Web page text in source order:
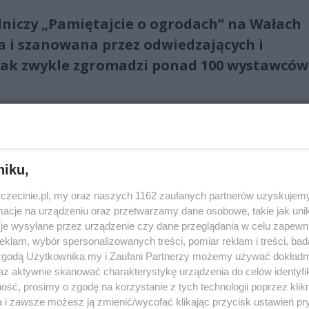
„Pamiętajcie o ogrodach” na Wałach
szanowana przez odwiedzających i
zwykle zgromadzi ponad 100 wystawców
i wyszukane odmiany bylin, traw, róż, drzewek i krzewów
pnączy, roślin rabatowych i balkonowych, cebulek
to nie tylko rośliny, nie zabraknie także rybek do oczek
nawozów oraz elementów małej architektury... Będą
ceramika i rękodzieło, miody, świeże i
kiermasz jadła regionalnego, czyli „Wałówka z
stoiska będą mieli m.in. producenci wędlin, serów,
my oraz naszych 1162 zaufanych partnerów
na urządzeniu oraz przetwarzamy dane osobowe, takie jak
wysyłane przez urządzenie czy dane przeglądania w celu
wybór spersonalizowanych treści, pomiar reklam i treści,
Użytkownika my i Zaufani Partnerzy możemy używać
aktywnie skanować charakterystykę urządzenia do celów
prosimy o zgodę na korzystanie z tych technologii poprzez
i zawsze możesz ją zmienić/wycofać klikając przycisk ustawień